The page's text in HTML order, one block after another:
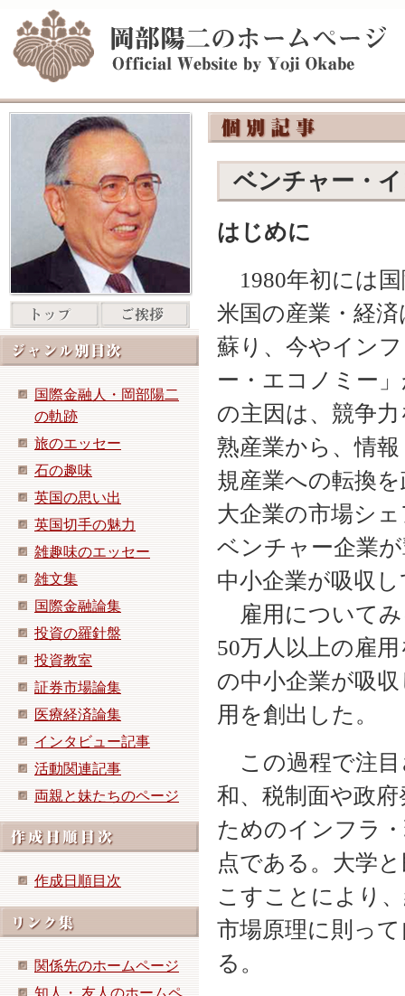
国際金融人・岡部陽二
の軌跡
旅のエッセー
石の趣味
英国の思い出
英国切手の魅力
雑趣味のエッセー
雑文集
国際金融論集
投資の羅針盤
投資教室
証券市場論集
医療経済論集
インタビュー記事
活動関連記事
両親と妹たちのページ
作成日順目次
関係先のホームページ
知人・ 友人のホームペ
ベンチャー・
はじめに
1980年初には
米国の産業・経
蘇り、今やイン
ー・エコノミー
の主因は、競争
熟産業から、情
規産業への転換
大企業の市場シ
ベンチャー企業
中小企業が吸収
雇用についてみ
50万人以上の雇
の中小企業が吸
用を創出した。
この過程で注目
和、税制面や政
ためのインフラ
点である。大学
こすことにより
市場原理に則っ
る。